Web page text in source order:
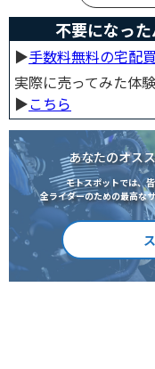
不要になっ
▶︎手数料無料の宅配
実際に売ってみた体
▶︎こちら
あなたのオス
モトスポットでは、
全ライダーのための最高な